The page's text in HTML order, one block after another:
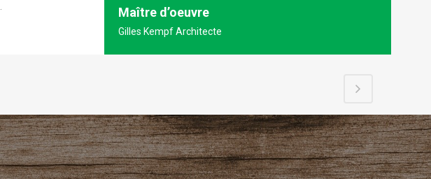
Maître d’oeuvre
Gilles Kempf Architecte